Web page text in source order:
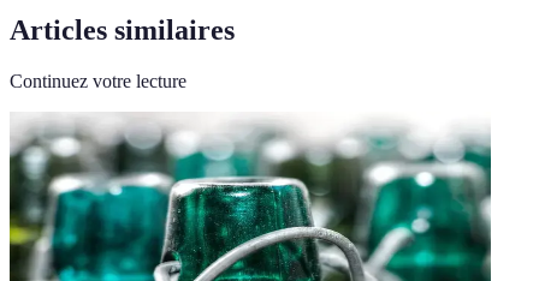
Articles similaires
Continuez votre lecture